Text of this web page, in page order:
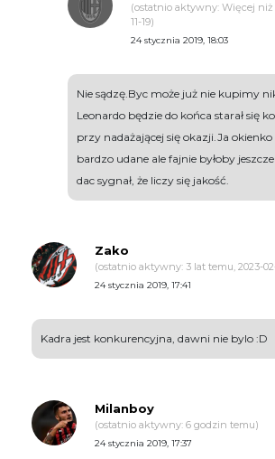
(ostatnio aktywny: Więcej niż
11-19)
24 stycznia 2019, 18:03
Nie sądzę.Byc może już nie kupimy
Leonardo będzie do końca starał się
przy nadażającej się okazji.Ja
bardzo udane ale fajnie byłoby
dac sygnał, że liczy się jakość.
Zako
(ostatnio aktywny: 3 lat temu, 2023-
24 stycznia 2019, 17:41
Kadra jest konkurencyjna, dawni nie bylo :D
Milanboy
(ostatnio aktywny: 6 godzin temu)
24 stycznia 2019, 17:37